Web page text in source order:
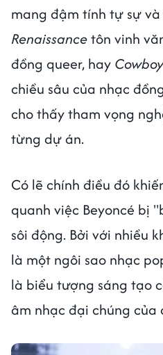
mang đậm tính tự sự
Renaissancetôn vinh
đồng queer, hay
chiều sâu của nhạc
cho thấy tham vọng
từng dự án.
Có lẽ chính điều đó
quanh việc Beyoncé bị
sôi động. Bởi với nhiều
là một ngôi sao nhạc
là biểu tượng sáng tạo
âm nhạc đại chúng của